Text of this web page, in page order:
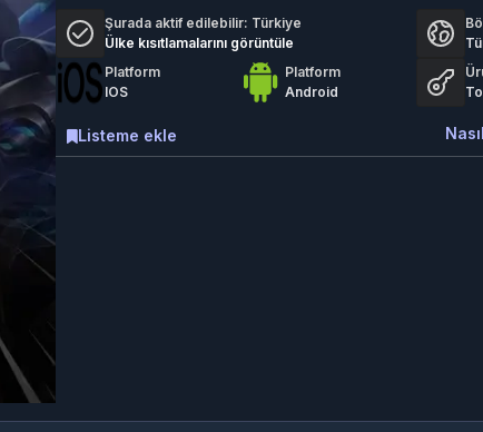
Şurada aktif edilebilir: Türkiye
Ülke kısıtlamalarını görüntüle
Platform
IOS
Platform
Android
Listeme ekle